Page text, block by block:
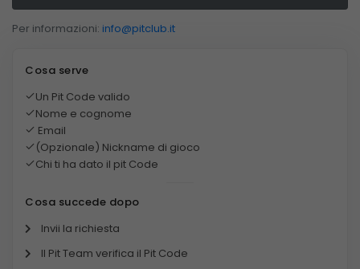
Per informazioni: info@pitclub.it
Cosa serve
Un Pit Code valido
Nome e cognome
Email
(Opzionale) Nickname di gioco
Chi ti ha dato il pit Code
Cosa succede dopo
Invii la richiesta
Il Pit Team verifica il Pit Code